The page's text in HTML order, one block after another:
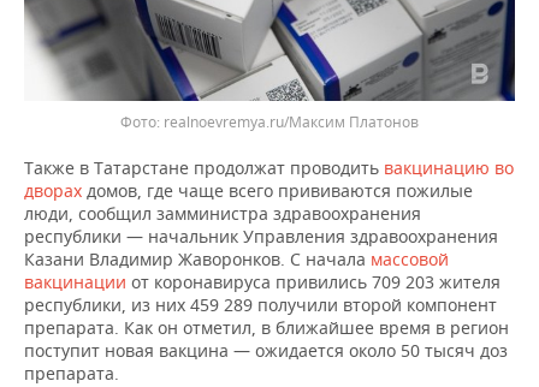
realnoevremya.ru/Максим Платонов
Также в Татарстане продолжат проводить вакцинацию во
дворах домов, где чаще всего прививаются пожилые
люди, сообщил замминистра здравоохранения
республики — начальник Управления здравоохранения
Казани Владимир Жаворонков. С начала массовой
вакцинации от коронавируса привились 709 203 жителя
республики, из них 459 289 получили второй компонент
препарата. Как он отметил, в ближайшее время в регион
поступит новая вакцина — ожидается около 50 тысяч доз
препарата.